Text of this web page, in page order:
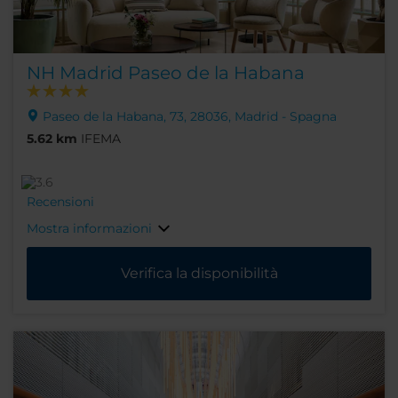
NH Madrid Paseo de la Habana
Paseo de la Habana, 73, 28036, Madrid - Spagna
5.62 km IFEMA
Recensioni
Mostra informazioni
Verifica la disponibilità